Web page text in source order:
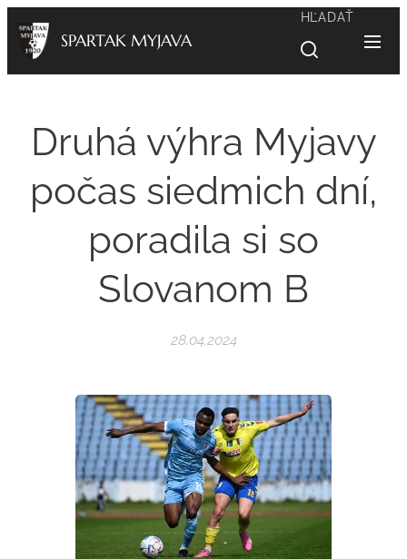
SPARTAK MYJAVA
HĽADAŤ
Druhá výhra Myjavy
počas siedmich dní,
poradila si so
Slovanom B
28.04.2024